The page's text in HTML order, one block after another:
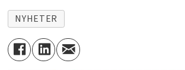
NYHETER